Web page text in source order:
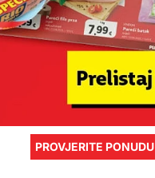
PROVJERITE PONUDU